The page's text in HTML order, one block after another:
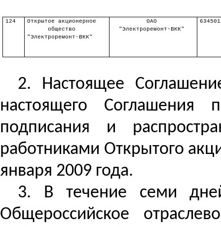
124
Открытое акционерное
общество
"Электроремонт-ВКК"
ОАО
"Электроремонт-ВКК"
2. Настоящее
настоящего
подписания и
работниками Открытого
января 2009 года.
3. В течение семи
Общероссийское